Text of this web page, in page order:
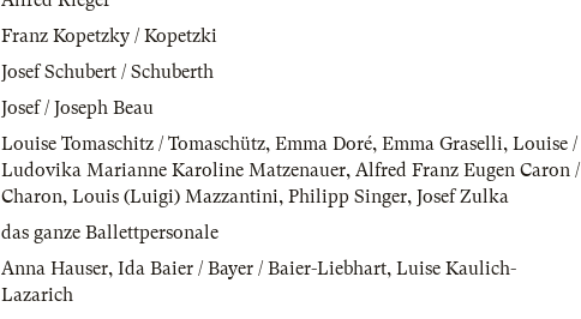
Franz Kopetzky / Kopetzki
Josef Schubert / Schuberth
Josef / Joseph Beau
Louise Tomaschitz / Tomaschütz, Emma Doré, Emma Graselli, Louise /
Ludovika Marianne Karoline Matzenauer, Alfred Franz Eugen Caron /
Charon, Louis (Luigi) Mazzantini, Philipp Singer, Josef Zulka
das ganze Ballettpersonale
Anna Hauser, Ida Baier / Bayer / Baier-Liebhart, Luise Kaulich-
Lazarich